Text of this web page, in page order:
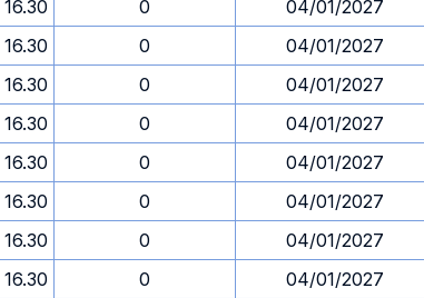
16.30 0
04/01/2027
16.30 0
04/01/2027
16.30 0
04/01/2027
16.30 0
04/01/2027
16.30 0
04/01/2027
16.30 0
04/01/2027
16.30 0
04/01/2027
16.30 0
04/01/2027